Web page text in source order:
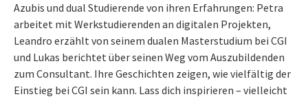
Azubis und dual Studierende von ihren Erfahrungen: Petra
arbeitet mit Werkstudierenden an digitalen Projekten,
Leandro erzählt von seinem dualen Masterstudium bei CGI
und Lukas berichtet über seinen Weg vom Auszubildenden
zum Consultant. Ihre Geschichten zeigen, wie vielfältig der
Einstieg bei CGI sein kann. Lass dich inspirieren – vielleicht